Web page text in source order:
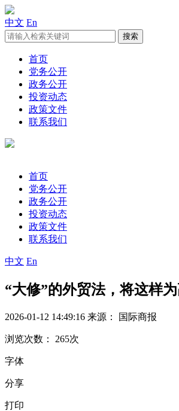
中文 En
首页
党务公开
政务公开
投资动态
政策文件
联系我们
首页
党务公开
政务公开
投资动态
政策文件
联系我们
中文 En
“大修”的外贸法，将这样
2026-01-12 14:49:16 来源： 国际商报
浏览次数： 265次
字体
分享
打印